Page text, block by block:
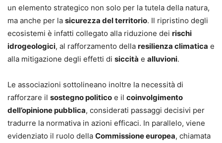
un elemento strategico non solo per la tutela della natura,
ma anche per la sicurezza del territorio. Il ripristino degli
ecosistemi è infatti collegato alla riduzione dei rischi
idrogeologici, al rafforzamento della resilienza climatica e
alla mitigazione degli effetti di siccità e alluvioni.
Le associazioni sottolineano inoltre la necessità di
rafforzare il sostegno politico e il coinvolgimento
dell’opinione pubblica, considerati passaggi decisivi per
tradurre la normativa in azioni efficaci. In parallelo, viene
evidenziato il ruolo della Commissione europea, chiamata